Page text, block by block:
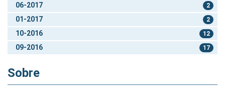
06-2017 2
01-2017 2
10-2016 12
09-2016 17
Sobre